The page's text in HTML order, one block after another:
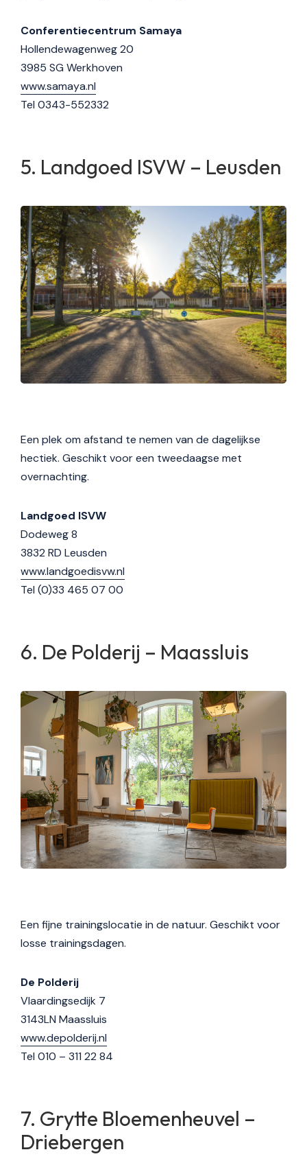
Conferentiecentrum Samaya
Hollendewagenweg 20
3985 SG Werkhoven
www.samaya.nl
Tel 0343-552332
Landgoed ISVW – Leusden
Een plek om afstand te nemen van de dagelijkse
hectiek. Geschikt voor een tweedaagse met
overnachting.
Landgoed ISVW
Dodeweg 8
3832 RD Leusden
www.landgoedisvw.nl
Tel (0)33 465 07 00
De Polderij – Maassluis
Een fijne trainingslocatie in de natuur. Geschikt voor
losse trainingsdagen.
De Polderij
Vlaardingsedijk 7
3143LN Maassluis
www.depolderij.nl
Tel 010 – 311 22 84
Grytte Bloemenheuvel –
Driebergen